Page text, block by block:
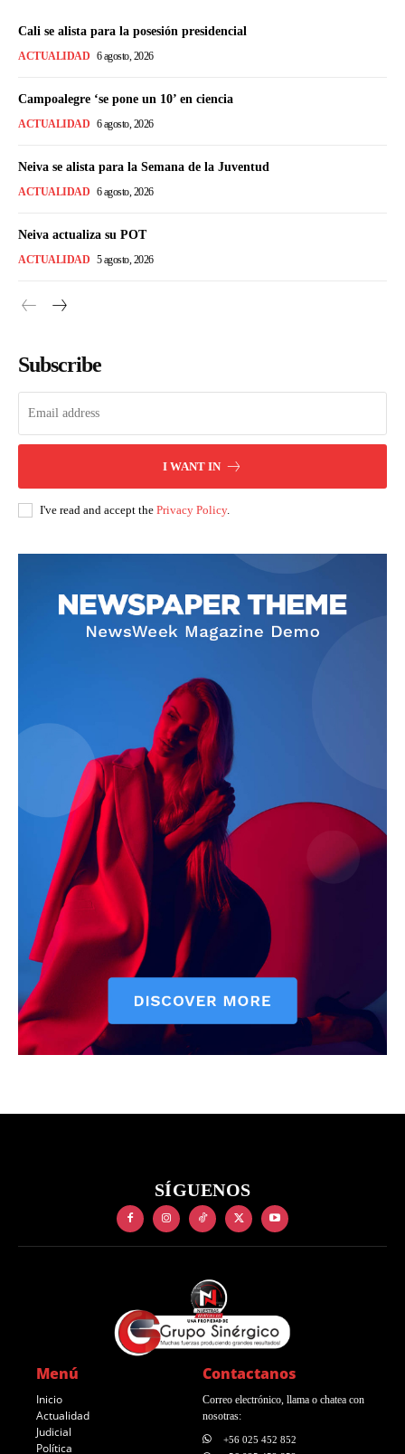
Cali se alista para la posesión presidencial
ACTUALIDAD 6 agosto, 2026
Campoalegre ‘se pone un 10’ en ciencia
ACTUALIDAD 6 agosto, 2026
Neiva se alista para la Semana de la Juventud
ACTUALIDAD 6 agosto, 2026
Neiva actualiza su POT
ACTUALIDAD 5 agosto, 2026
Subscribe
I WANT IN
I've read and accept the Privacy Policy.
SÍGUENOS
Menú
Inicio
Actualidad
Judicial
Política
Contactanos
Correo electrónico, llama o chatea con
nosotras:
+56 025 452 852